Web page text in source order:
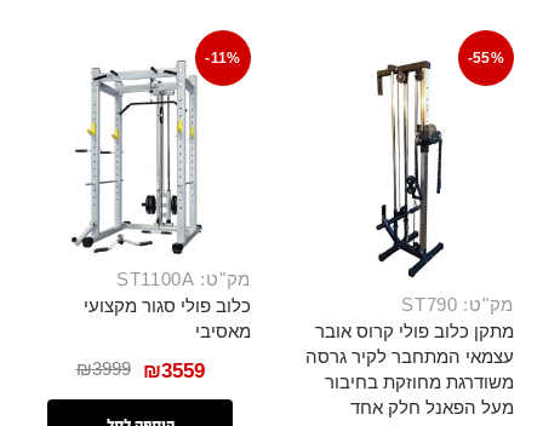
-55%
מק"ט: ST790
מתקן כלוב פולי קרוס אובר
עצמאי המתחבר לקיר גרסה
משודרגת מחוזקת בחיבור
מעל הפאנל חלק אחד
-11%
מק"ט: ST1100A
כלוב פולי סגור מקצועי
מאסיבי
₪3999 ₪3559